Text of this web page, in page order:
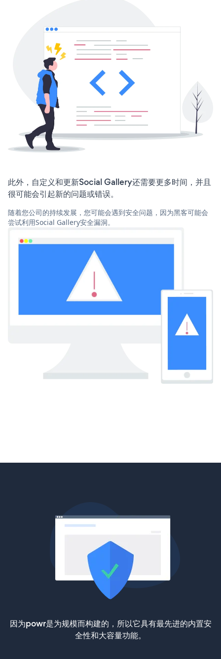
此外，自定义和更新Social Gallery还需要更多时间，并且
很可能会引起新的问题或错误。
随着您公司的持续发展，您可能会遇到安全问题，因为黑客可能会
尝试利用Social Gallery安全漏洞。
因为powr是为规模而构建的，所以它具有最先进的内置安
全性和大容量功能。